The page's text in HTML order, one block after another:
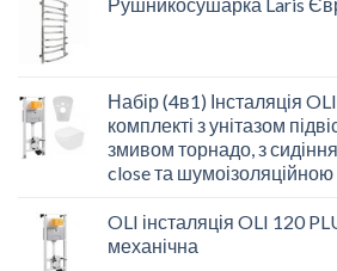
Набір (4в1) Інсталяція
комплекті з унітазом
змивом торнадо, з
close та
OLI інсталяція OLI 120
механічна